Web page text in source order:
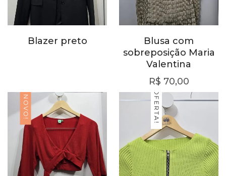
Blazer preto
Blusa com
sobreposição Maria
Valentina
R$ 70,00
NOVO! OFERTA!